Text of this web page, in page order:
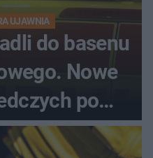
UJAWNIA
do basenu
Nowe
po
akcji